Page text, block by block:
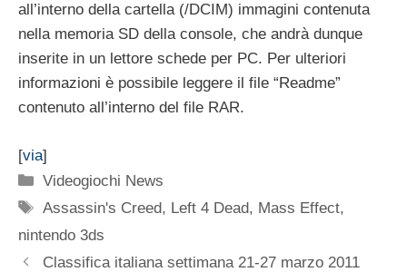
all’interno della cartella (/DCIM) immagini contenuta
nella memoria SD della console, che andrà dunque
inserite in un lettore schede per PC. Per ulteriori
informazioni è possibile leggere il file “Readme”
contenuto all’interno del file RAR.
[via]
Categorie
Videogiochi News
Tag
Assassin's Creed, Left 4 Dead, Mass Effect,
nintendo 3ds
Classifica italiana settimana 21-27 marzo 2011